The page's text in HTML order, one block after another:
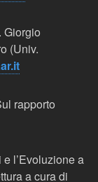
Giorgio
(Univ.
rapporto
l’Evoluzione a
a cura di